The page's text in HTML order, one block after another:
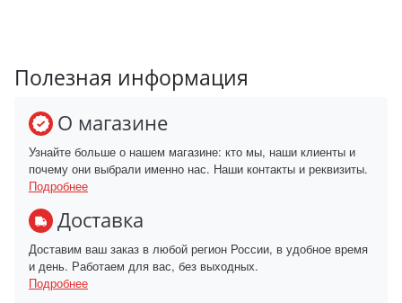
Полезная информация
О магазине
Узнайте больше о нашем магазине: кто мы, наши клиенты и
почему они выбрали именно нас. Наши контакты и реквизиты.
Подробнее
Доставка
Доставим ваш заказ в любой регион России, в удобное время
и день. Работаем для вас, без выходных.
Подробнее